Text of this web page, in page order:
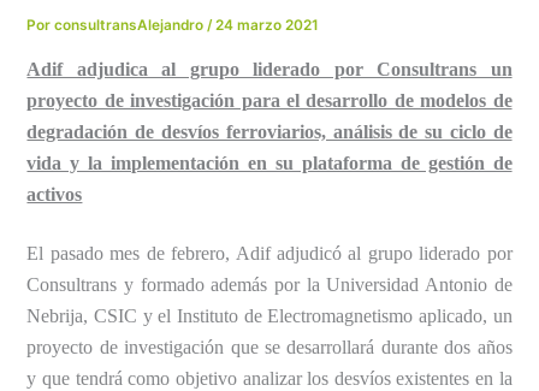
PorconsultransAlejandro/24 marzo 2021
Adif adjudica al grupo liderado por Consultrans un
proyecto de investigación para el desarrollo de modelos de
degradación de desvíos ferroviarios, análisis de su ciclo de
vida y la implementación en su plataforma de gestión de
activos
El pasado mes de febrero, Adif adjudicó al grupo liderado por
Consultrans y formado además por la Universidad Antonio de
Nebrija, CSIC y el Instituto de Electromagnetismo aplicado, un
proyecto de investigación que se desarrollará durante dos años
y que tendrá como objetivo analizar los desvíos existentes en la